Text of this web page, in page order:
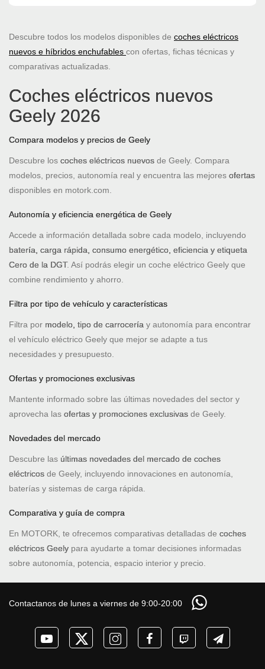
Descubre todos los modelos disponibles de coches eléctricos
nuevos e híbridos enchufables con ofertas, fichas técnicas y
comparativas actualizadas.
Coches eléctricos nuevos
Geely 2026
Compara modelos y precios de Geely
Descubre los coches eléctricos nuevos de Geely. Compara
modelos, precios, autonomía real y encuentra las mejores ofertas
disponibles en motork.com.
Autonomía y eficiencia energética de Geely
Accede a información detallada sobre cada modelo, incluyendo
batería, carga rápida, consumo energético, eficiencia y etiqueta
Cero de la DGT. Así podrás elegir un coche eléctrico Geely que
combine rendimiento y ahorro.
Filtra por tipo de vehículo y características
Filtra por modelo, tipo de carrocería y autonomía para encontrar
el vehículo eléctrico Geely que mejor se adapte a tus
necesidades y presupuesto.
Ofertas y promociones exclusivas
Mantente informado sobre las últimas novedades del sector y
aprovecha las ofertas y promociones exclusivas de Geely.
Novedades del mercado
Descubre las últimas novedades del mercado de coches
eléctricos de Geely, incluyendo innovaciones en autonomía,
baterías y sistemas de carga rápida.
Comparativa y guía de compra
En MOTORK, te ofrecemos comparativas detalladas de coches
eléctricos Geely para ayudarte a tomar decisiones informadas
sobre autonomía, potencia, espacio interior y precio.
Contactanos de lunes a viernes de 9:00-20:00